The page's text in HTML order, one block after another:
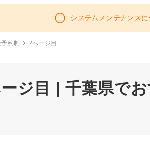
システムメンテナンス
予約制 2ページ目
ジ目 | 千葉県で